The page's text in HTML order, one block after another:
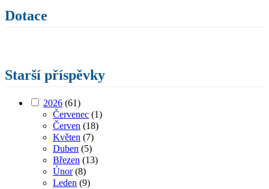
Dotace
Starší příspěvky
2026 (61)
Červenec (1)
Červen (18)
Květen (7)
Duben (5)
Březen (13)
Únor(8)
Leden (9)